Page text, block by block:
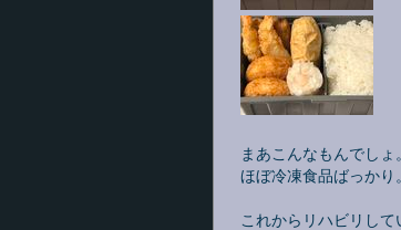
まあこんなもんでしょ
ほぼ冷凍食品ばっかり。
これからリハビリし